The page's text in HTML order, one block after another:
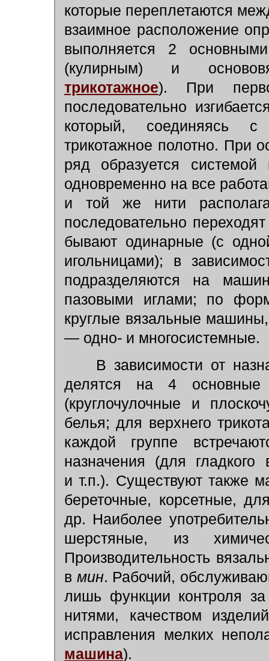
которые переплетаются
взаимное расположение
выполняется 2
(кулирным) и
трикотажное). При
последовательно
который, соединяясь
трикотажное полотно. При
ряд образуется
одновременно на все
и той же нити
последовательно
бывают одинарные (с
игольницами); в
подразделяются на
пазовыми иглами; по
круглые вязальные
— одно- и многосистемные.
В зависимости от
делятся на 4 основные
(круглочулочные и
белья; для верхнего
каждой группе
назначения (для гладкого
и т.п.). Существуют также
береточные, корсетные,
др. Наиболее
шерстяные, из
Производительность
в мин. Рабочий,
лишь функции контроля
нитями, качеством
исправления мелких
машина).